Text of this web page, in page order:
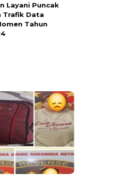
Layani Puncak
Trafik Data
Tahun